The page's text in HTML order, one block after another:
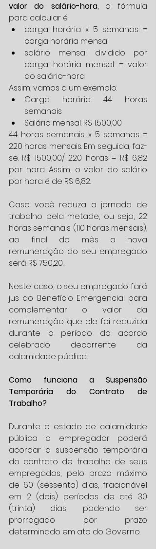
valor do salário-hora, a fórmula
para calcular é:
carga horária x 5 semanas =
carga horária mensal
salário mensal dividido por
carga horária mensal = valor
do salário-hora
Assim, vamos a um exemplo:
Carga horária: 44 horas
semanais
Salário mensal: R$ 1.500,00
44 horas semanais x 5 semanas =
220 horas mensais. Em seguida, faz-
se: R$ 1500,00/ 220 horas = R$ 6,82
por hora. Assim, o valor do salário
por hora é de R$ 6,82.
Caso você reduza a jornada de
trabalho pela metade, ou seja, 22
horas semanais (110 horas mensais),
ao final do mês a nova
remuneração do seu empregado
será R$ 750,20.
Neste caso, o seu empregado fará
jus ao Benefício Emergencial para
complementar o valor da
remuneração que ele foi reduzida
durante o período do acordo
celebrado decorrente da
calamidade pública.
Como funciona a Suspensão
Temporária do Contrato de
Trabalho?
Durante o estado de calamidade
pública o empregador poderá
acordar a suspensão temporária
do contrato de trabalho de seus
empregados, pelo prazo máximo
de 60 (sessenta) dias, fracionável
em 2 (dois) períodos de até 30
(trinta) dias, podendo ser
prorrogado por prazo
determinado em ato do Governo.